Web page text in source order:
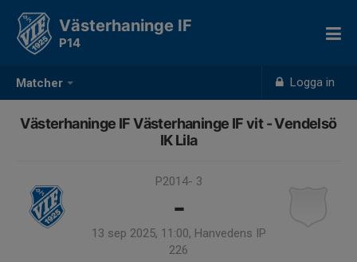
Matcher Logga in
Västerhaninge IF
P14
Västerhaninge IF Västerhaninge IF vit - Vendelsö
IK Lila
P2014- 3
-
13 sep 2025, 11:00, Hanvedens IP
226